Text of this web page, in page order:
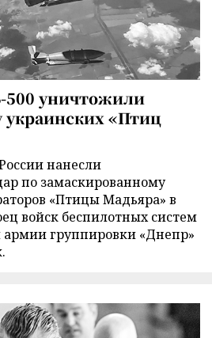
уничтожили
украинских «Птиц
нанесли
по замаскированному
«Птицы Мадьяра» в
войск беспилотных систем
армии группировки «Днепр»